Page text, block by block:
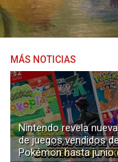
MÁS NOTICIAS
Nintendo revela
de juegos vendidos
Pokémon hasta junio